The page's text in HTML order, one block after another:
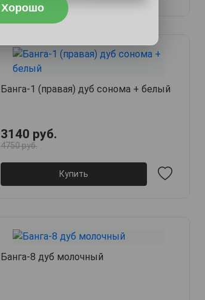
Банга-1 (правая) дуб сонома + белый
3140 руб.
4750 руб.
Купить
Банга-8 дуб молочный
Хорошо